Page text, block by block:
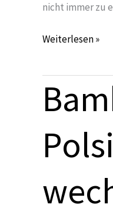
nicht immer zu
Weiterlesen »
–
Berching
Polsingen:
Zecken